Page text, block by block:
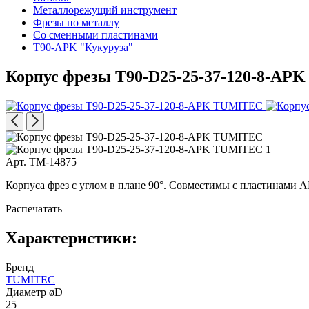
Металлорежущий инструмент
Фрезы по металлу
Со сменными пластинами
T90-APK "Кукуруза"
Корпус фрезы T90-D25-25-37-120-8-APK
Арт. TM-14875
Корпуса фрез с углом в плане 90°. Совместимы с пластинами
Распечатать
Характеристики:
Бренд
TUMITEC
Диаметр øD
25